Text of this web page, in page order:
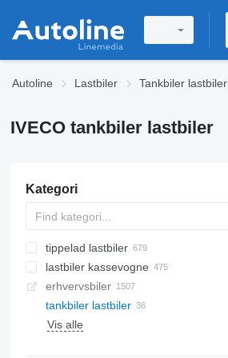
Autoline Lastbiler Tankbiler lastbiler
IVECO tankbiler lastbiler
Kategori
tippelad lastbiler
lastbiler kassevogne
erhvervsbiler
tankbiler lastbiler
Vis alle